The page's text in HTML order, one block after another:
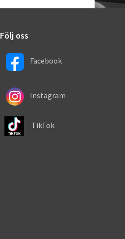
Följ oss
Facebook
Instagram
TikTok